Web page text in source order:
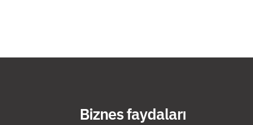
Biznes faydaları